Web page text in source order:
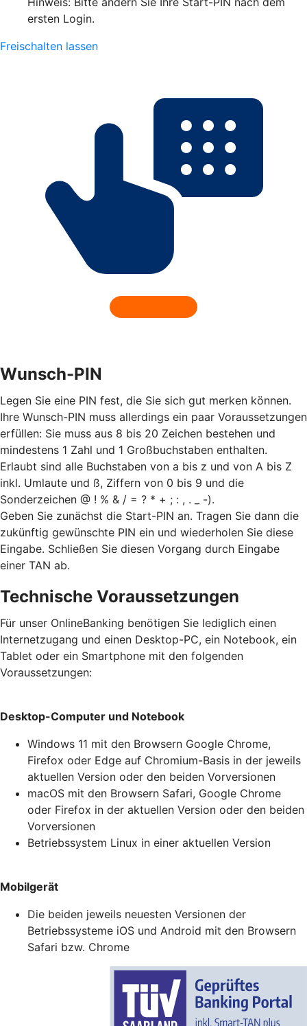
ersten Login.
Freischalten lassen
Wunsch-PIN
Legen Sie eine PIN fest, die Sie sich gut merken können.
Ihre Wunsch-PIN muss allerdings ein paar Voraussetzungen
erfüllen: Sie muss aus 8 bis 20 Zeichen bestehen und
mindestens 1 Zahl und 1 Großbuchstaben enthalten.
Erlaubt sind alle Buchstaben von a bis z und von A bis Z
inkl. Umlaute und ß, Ziffern von 0 bis 9 und die
Sonderzeichen @ ! % & / = ? * + ; : , . _ -).
Geben Sie zunächst die Start-PIN an. Tragen Sie dann die
zukünftig gewünschte PIN ein und wiederholen Sie diese
Eingabe. Schließen Sie diesen Vorgang durch Eingabe
einer TAN ab.
Technische Voraussetzungen
Für unser OnlineBanking benötigen Sie lediglich einen
Internetzugang und einen Desktop-PC, ein Notebook, ein
Tablet oder ein Smartphone mit den folgenden
Voraussetzungen:
Desktop-Computer und Notebook
Windows 11 mit den Browsern Google Chrome,
Firefox oder Edge auf Chromium-Basis in der jeweils
aktuellen Version oder den beiden Vorversionen
macOS mit den Browsern Safari, Google Chrome
oder Firefox in der aktuellen Version oder den beiden
Vorversionen
Betriebssystem Linux in einer aktuellen Version
Mobilgerät
Die beiden jeweils neuesten Versionen der
Betriebssysteme iOS und Android mit den Browsern
Safari bzw. Chrome